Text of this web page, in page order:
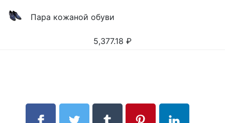
Пара кожаной обуви
5,377.18 ₽